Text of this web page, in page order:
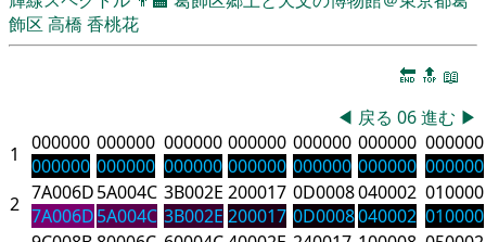
飾区 高橋 香桃花
🔚 🔝 📖
◀ 戻る 06進む ▶
1
000000
000000
000000
000000
000000
000000
000000
000000
000000
000000
000000
000000
000000
000000
2 7A006D
7A006D
5A004C
5A004C
3B002E
3B002E
200017
200017
0D0008
0D0008
040002
040002
010000
010000